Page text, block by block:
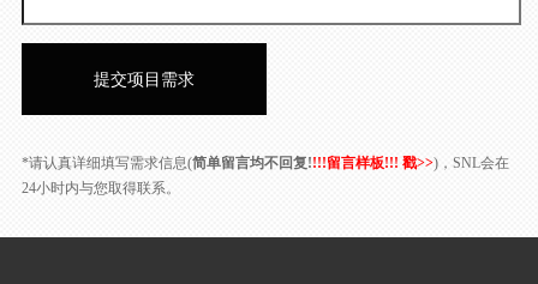
*请认真详细填写需求信息(简单留言均不回复!!!!留言样板!!! 戳>>)，SNL会在
24小时内与您取得联系。